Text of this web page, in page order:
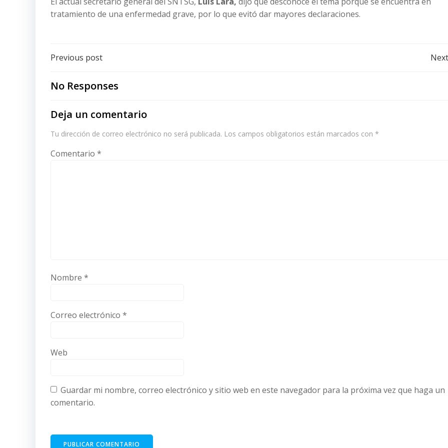
tratamiento de una enfermedad grave, por lo que evitó dar mayores declaraciones.
Post
navigation
Previous post
No Responses
Deja un comentario
Tu dirección de correo electrónico no será publicada. Los campos obligatorios están marcados con *
Comentario *
Nombre *
Correo electrónico *
Web
Guardar mi nombre, correo electrónico y sitio web en este navegador para la próxima vez que haga un
comentario.